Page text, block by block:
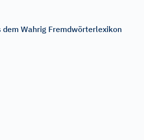
Wahrig Fremdwörterlexikon